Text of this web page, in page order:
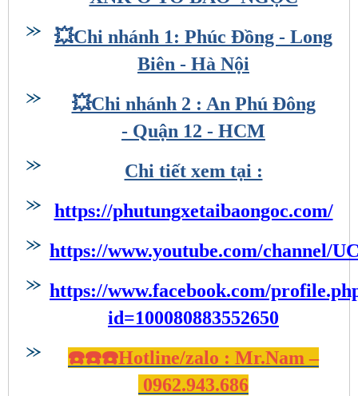
💥Chi nhánh 1: Phúc Đồng - Long
Biên - Hà Nội
💥Chi nhánh 2 : An Phú Đông
- Quận 12 - HCM
Chi tiết xem tại :
https://phutungxetaibaongoc.com/
https://www.youtube.com/channel/
https://www.facebook.com/
id=100080883552650
☎️☎️☎️Hotline/zalo : Mr.Nam –
0962.943.686